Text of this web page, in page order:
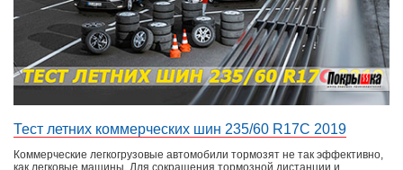
Тест летних коммерческих шин 235/60 R17C 2019
Коммерческие легкогрузовые автомобили тормозят не так эффективно,
как легковые машины. Для сокращения тормозной дистанции и